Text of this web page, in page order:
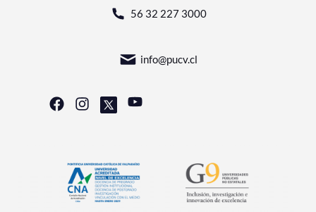
56 32 227 3000
info@pucv.cl